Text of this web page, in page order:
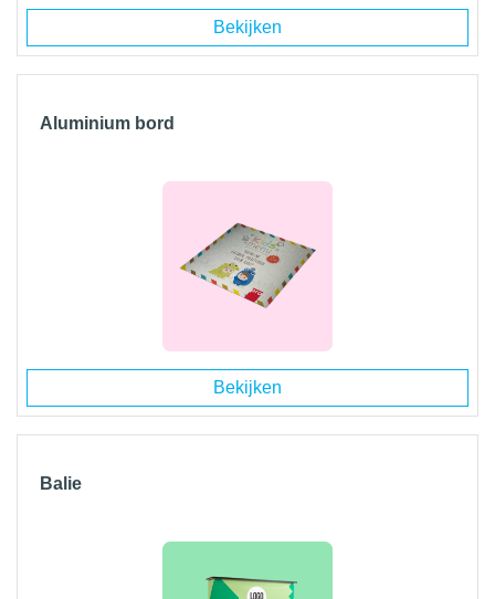
Bekijken
Aluminium bord
Bekijken
Balie